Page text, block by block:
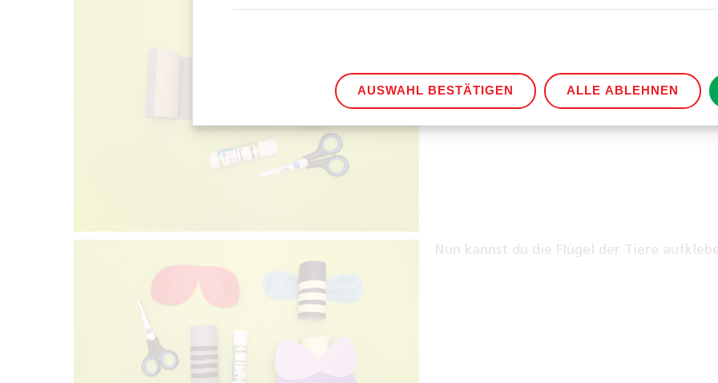
Nun kannst du die Flügel der Tiere
AUSWAHL BESTÄTIGEN ALLE ABLEHNEN